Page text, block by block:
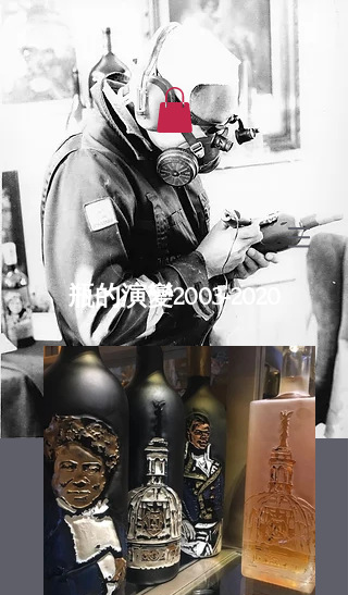
瓶的演變2003-2020